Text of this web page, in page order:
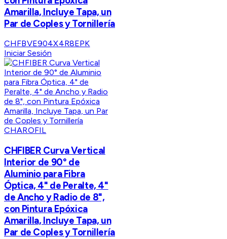
Amarilla, Incluye Tapa, un
Par de Coples y Tornillería
CHFBVE904X4R8EPK
Iniciar Sesión
CHAROFIL
CHFIBER Curva Vertical
Interior de 90° de
Aluminio para Fibra
Óptica, 4" de Peralte, 4"
de Ancho y Radio de 8",
con Pintura Epóxica
Amarilla, Incluye Tapa, un
Par de Coples y Tornillería